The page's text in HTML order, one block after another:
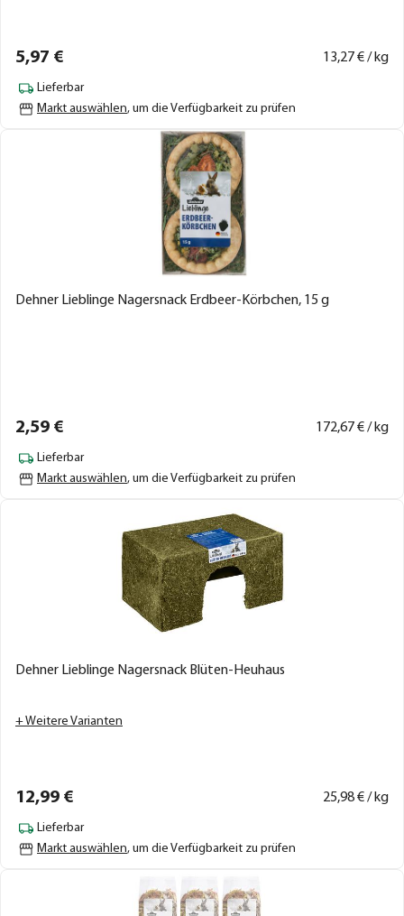
5,97 € 13,27€ / kg
Lieferbar
Markt auswählen, um die Verfügbarkeit zu prüfen
Dehner Lieblinge Nagersnack Erdbeer-Körbchen, 15 g
2,59 € 172,67€ / kg
Lieferbar
Markt auswählen, um die Verfügbarkeit zu prüfen
Dehner Lieblinge Nagersnack Blüten-Heuhaus
+ Weitere Varianten
12,99 € 25,98€ / kg
Lieferbar
Markt auswählen, um die Verfügbarkeit zu prüfen